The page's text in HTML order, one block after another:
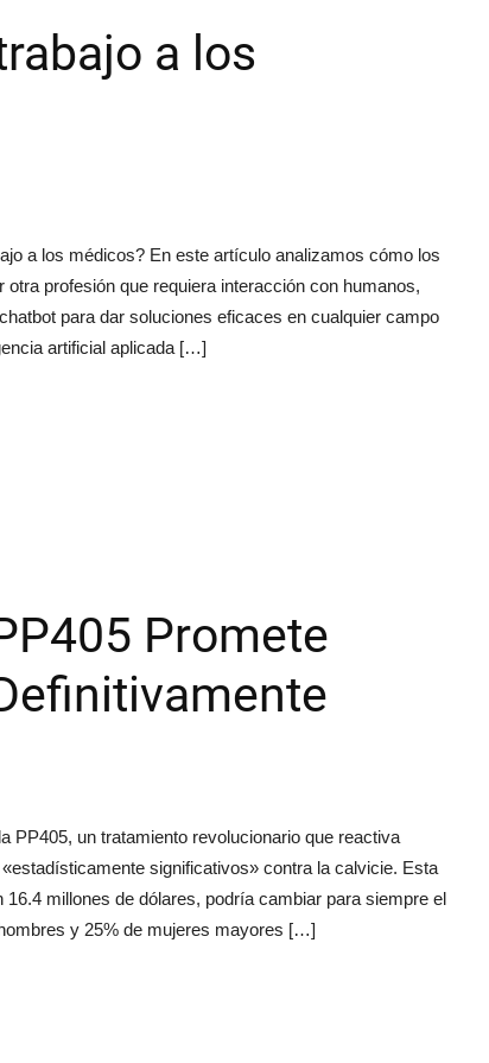
a los
a los médicos? En este artículo analizamos cómo los
profesión que requiera interacción con humanos,
para dar soluciones eficaces en cualquier campo
artificial aplicada […]
Promete
PP405, un tratamiento revolucionario que reactiva
significativos» contra la calvicie. Esta
millones de dólares, podría cambiar para siempre el
y 25% de mujeres mayores […]